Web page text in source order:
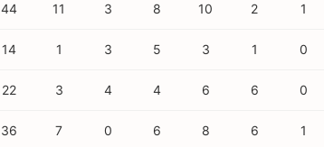
44 11 3 8 10 2 1
14 1 3 5 3 1 0
22 3 4 4 6 6 0
36 7 0 6 8 6 1